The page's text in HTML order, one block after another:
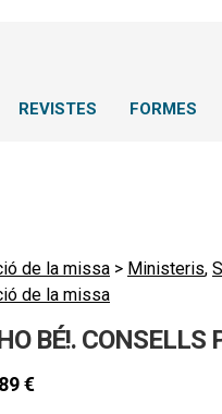
REVISTES FORMES
de la missa > Ministeris,
de la missa
BÉ!. CONSELLS
€